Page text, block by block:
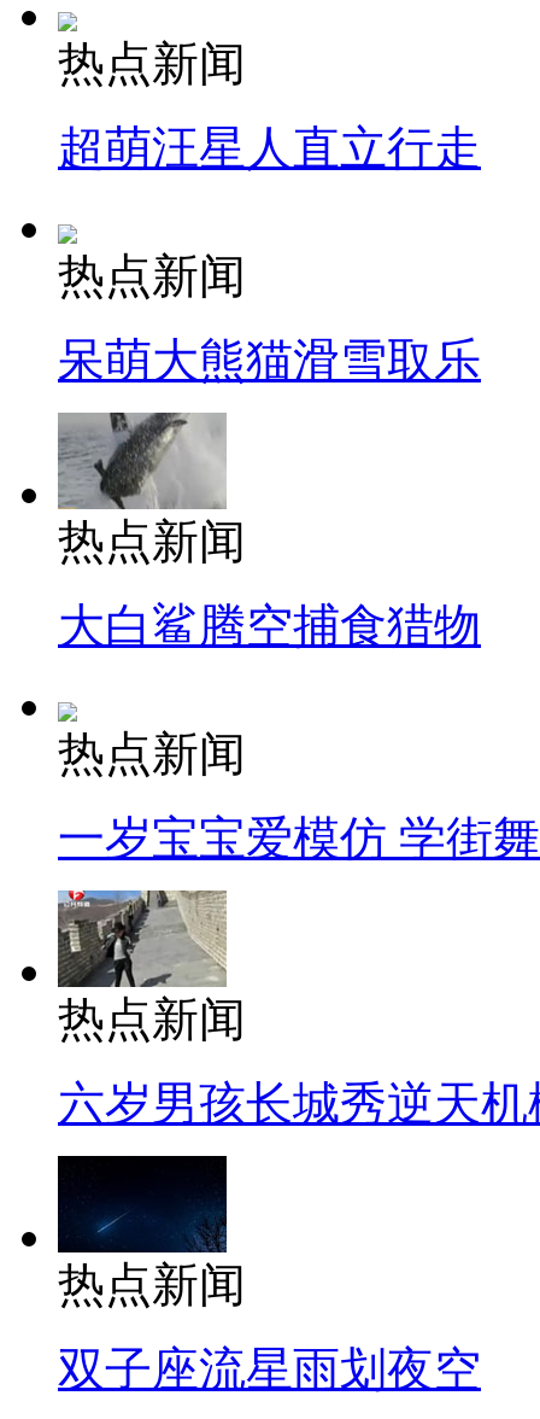
热点新闻
超萌汪星人直立行走
热点新闻
呆萌大熊猫滑雪取乐
热点新闻
大白鲨腾空捕食猎物
热点新闻
一岁宝宝爱模仿 学街
热点新闻
六岁男孩长城秀逆天机
热点新闻
双子座流星雨划夜空